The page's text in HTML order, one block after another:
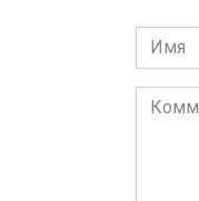
Имя
*